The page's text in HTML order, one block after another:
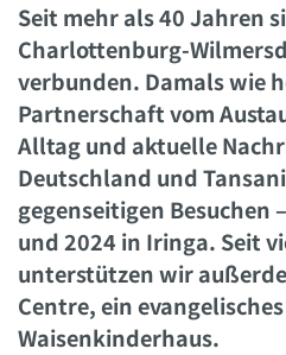
Seit mehr als 40 Jahren
Charlottenburg-
verbunden. Damals wie
Partnerschaft vom
Alltag und aktuelle
Deutschland und
gegenseitigen Besuchen
und 2024 in Iringa. Seit
unterstützen wir
Centre, ein
Waisenkinderhaus.